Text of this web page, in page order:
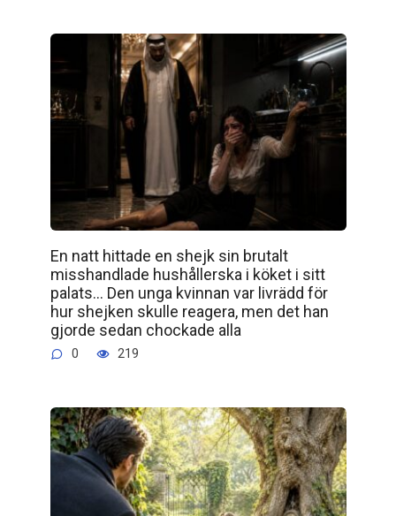
En natt hittade en shejk sin brutalt
misshandlade hushållerska i köket i sitt
palats… Den unga kvinnan var livrädd för
hur shejken skulle reagera, men det han
gjorde sedan chockade alla
0 219